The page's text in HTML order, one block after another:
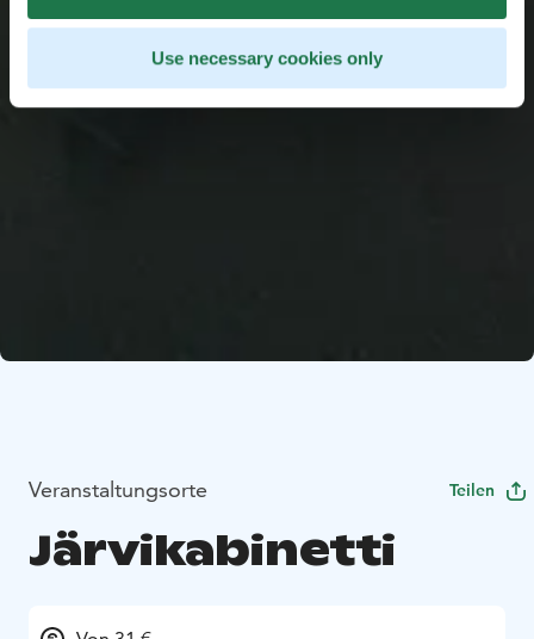
Use necessary cookies only
Veranstaltungsorte Teilen
Järvikabinetti